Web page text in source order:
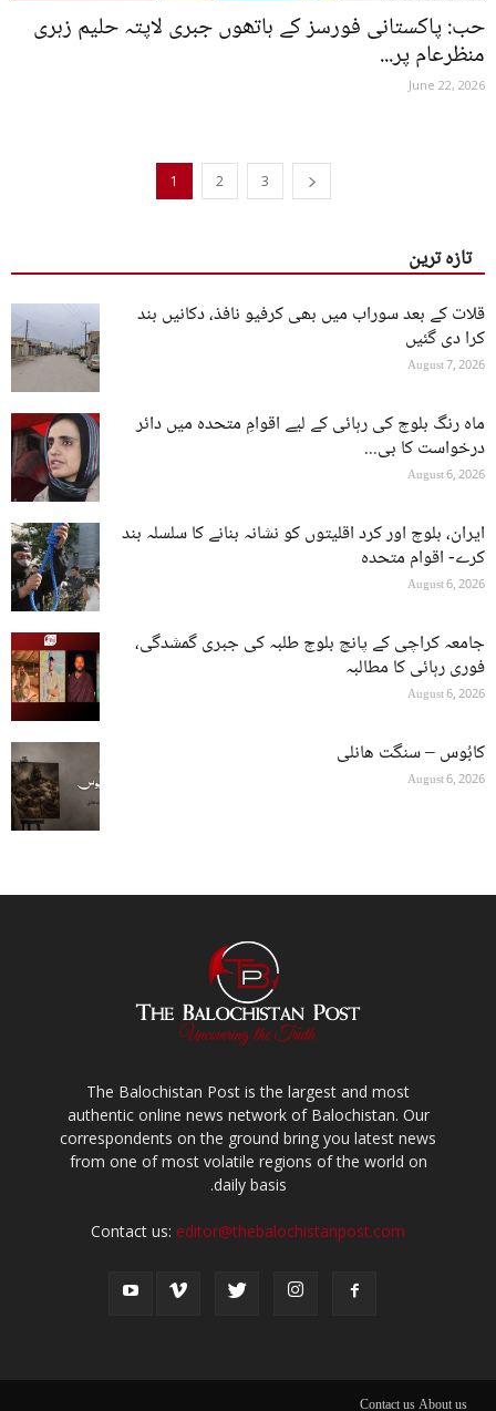
حب: پاکستانی فورسز کے ہاتھوں جبری لاپتہ حلیم زہری
منظرعام پر...
June 22, 2026
1 2 3
تازہ ترین
قلات کے بعد سوراب میں بھی کرفیو نافذ، دکانیں بند
کرا دی گئیں
August 7, 2026
ماہ رنگ بلوچ کی رہائی کے لیے اقوامِ متحدہ میں دائر
درخواست کا بی...
August 6, 2026
ایران، بلوچ اور کرد اقلیتوں کو نشانہ بنانے کا سلسلہ بند
کرے- اقوام متحدہ
August 6, 2026
جامعہ کراچی کے پانچ بلوچ طلبہ کی جبری گمشدگی،
فوری رہائی کا مطالبہ
August 6, 2026
کابُوس – سنگت ھانلی
August 6, 2026
The Balochistan Post is the largest and most
authentic online news network of Balochistan. Our
correspondents on the ground bring you latest news
from one of most volatile regions of the world on
daily basis.
Contact us: editor@thebalochistanpost.com
About us
Contact us